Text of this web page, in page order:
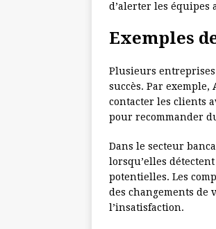
d’alerter les équipes
Exemples
Plusieurs
succès. Par exemple,
contacter les clients
pour recommander
Dans le secteur
lorsqu’elles
potentielles. Les
des changements de
l’insatisfaction.